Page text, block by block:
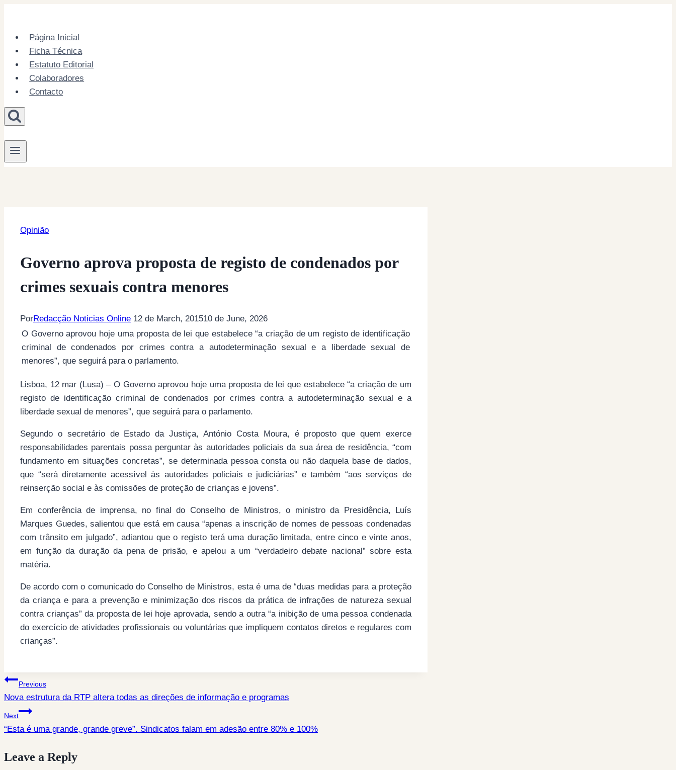
contentPágina Inicial
Ficha Técnica
Estatuto Editorial
Colaboradores
Contacto
Opinião
Governo aprova proposta de registo de condenados por
crimes sexuais contra menores
PorRedacção Noticias Online 12 de March, 201510 de June, 2026
O Governo aprovou hoje uma proposta de lei que estabelece “a criação de um registo de identificação
criminal de condenados por crimes contra a autodeterminação sexual e a liberdade sexual de
menores”, que seguirá para o parlamento.
Lisboa, 12 mar (Lusa) – O Governo aprovou hoje uma proposta de lei que estabelece “a criação de um
registo de identificação criminal de condenados por crimes contra a autodeterminação sexual e a
liberdade sexual de menores”, que seguirá para o parlamento.
Segundo o secretário de Estado da Justiça, António Costa Moura, é proposto que quem exerce
responsabilidades parentais possa perguntar às autoridades policiais da sua área de residência, “com
fundamento em situações concretas”, se determinada pessoa consta ou não daquela base de dados,
que “será diretamente acessível às autoridades policiais e judiciárias” e também “aos serviços de
reinserção social e às comissões de proteção de crianças e jovens”.
Em conferência de imprensa, no final do Conselho de Ministros, o ministro da Presidência, Luís
Marques Guedes, salientou que está em causa “apenas a inscrição de nomes de pessoas condenadas
com trânsito em julgado”, adiantou que o registo terá uma duração limitada, entre cinco e vinte anos,
em função da duração da pena de prisão, e apelou a um “verdadeiro debate nacional” sobre esta
matéria.
De acordo com o comunicado do Conselho de Ministros, esta é uma de “duas medidas para a proteção
da criança e para a prevenção e minimização dos riscos da prática de infrações de natureza sexual
contra crianças” da proposta de lei hoje aprovada, sendo a outra “a inibição de uma pessoa condenada
do exercício de atividades profissionais ou voluntárias que impliquem contatos diretos e regulares com
crianças”.
Post
navigation
Previous
Nova estrutura da RTP altera todas as direções de informação e programas
Next
“Esta é uma grande, grande greve”. Sindicatos falam em adesão entre 80% e 100%
Leave a Reply